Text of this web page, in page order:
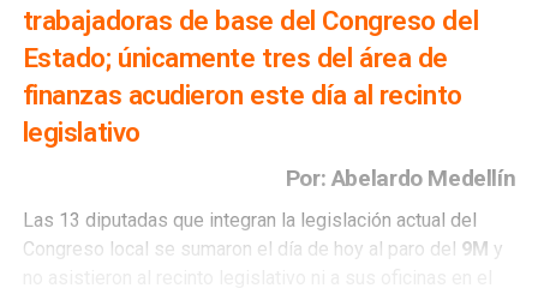
trabajadoras de base del Congreso del
Estado; únicamente tres del área de
finanzas acudieron este día al recinto
legislativo
Por: Abelardo Medellín
Las 13 diputadas que integran la legislación actual del
Congreso local se sumaron el día de hoy al paro del 9M y